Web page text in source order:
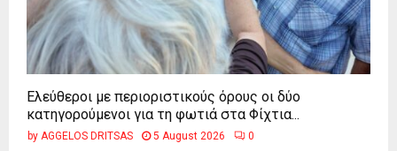
Ελεύθεροι με περιοριστικούς όρους οι δύο
κατηγορούμενοι για τη φωτιά στα Φίχτια...
by AGGELOS DRITSAS 5 August 2026 0